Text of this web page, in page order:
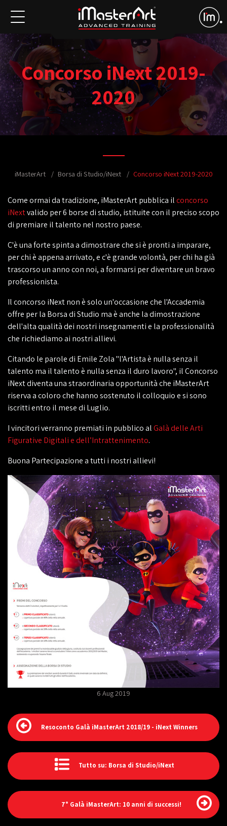
Concorso iNext 2019-
2020
iMasterArt Borsa di Studio/iNext Concorso iNext 2019-2020
Come ormai da tradizione, iMasterArt pubblica ilconcorso
iNextvalido per 6 borse di studio, istituite con il preciso scopo
di premiare il talento nel nostro paese.
C'è una forte spinta a dimostrare che si è pronti a imparare,
per chi è appena arrivato, e c'è grande volontà, per chi ha già
trascorso un anno con noi, a formarsi per diventare un bravo
professionista.
Il concorso iNext non è solo un'occasione che l'Accademia
offre per la Borsa di Studio ma è anche la dimostrazione
dell'alta qualità dei nostri insegnamenti e la professionalità
che richiediamo ai nostri allievi.
Citando le parole di Emile Zola "l'Artista è nulla senza il
talento ma il talento è nulla senza il duro lavoro", il Concorso
iNext diventa una straordinaria opportunità che iMasterArt
riserva a coloro che hanno sostenuto il colloquio e si sono
iscritti entro il mese di Luglio.
I vincitori verranno premiati in pubblico alGalà delle Arti
Figurative Digitali e dell’Intrattenimento.
Buona Partecipazione a tutti i nostri allievi!
6 Aug 2019
Resoconto Galà iMasterArt 2018/19 - iNext Winners
Tutto su: Borsa di Studio/iNext
7° Galà iMasterArt: 10 anni di successi!